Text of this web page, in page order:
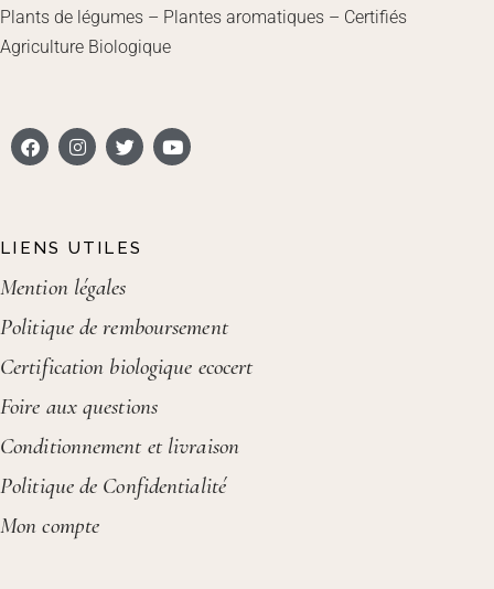
Plants de légumes – Plantes aromatiques – Certifiés
Agriculture Biologique
LIENS UTILES
Mention légales
Politique de remboursement
Certification biologique ecocert
Foire aux questions
Conditionnement et livraison
Politique de Confidentialité
Mon compte